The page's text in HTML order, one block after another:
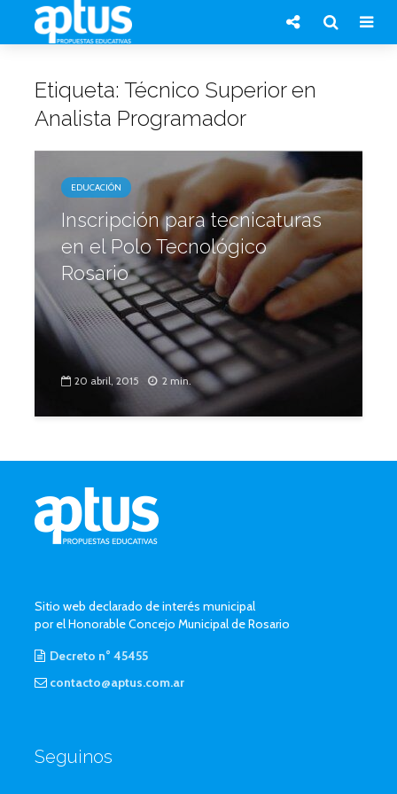
Etiqueta: Técnico Superior en
Analista Programador
EDUCACIÓN
Inscripción para tecnicaturas
en el Polo Tecnológico
Rosario
20 abril, 2015 2 min.
Sitio web declarado de interés municipal
por el Honorable Concejo Municipal de Rosario
Decreto n° 45455
contacto@aptus.com.ar
Seguinos